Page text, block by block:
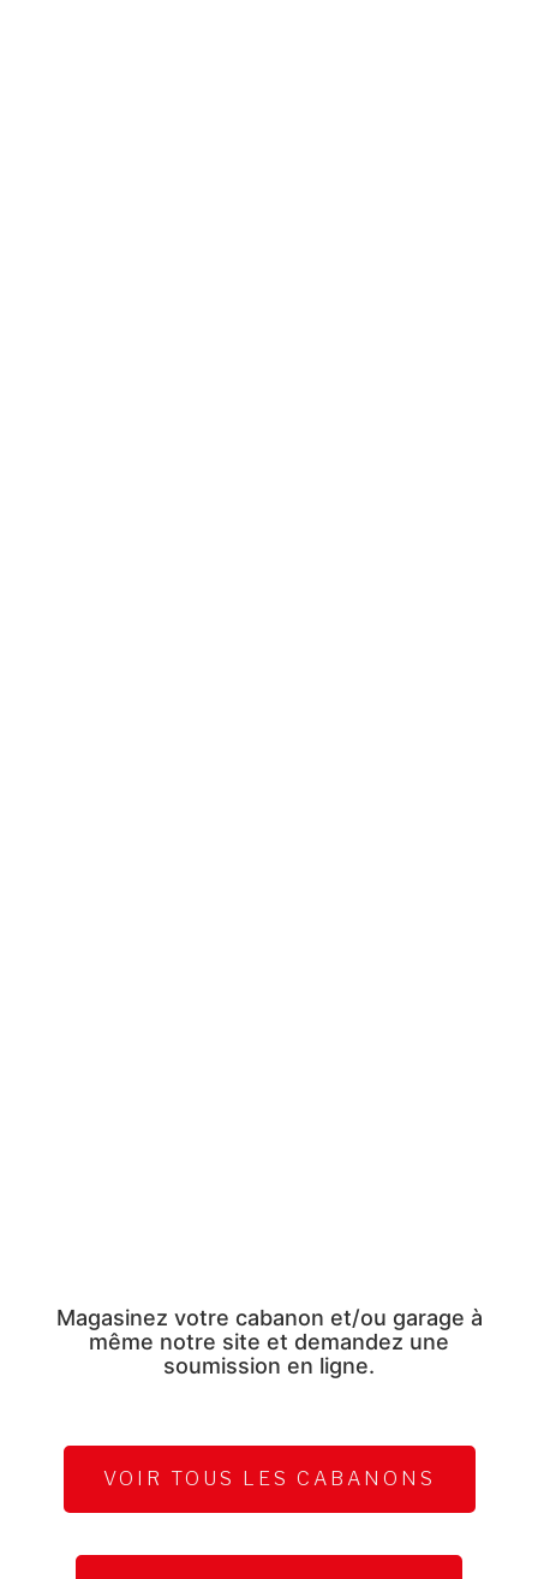
Magasinez votre cabanon et/ou garage à
même notre site et demandez une
soumission en ligne.
VOIR TOUS LES CABANONS